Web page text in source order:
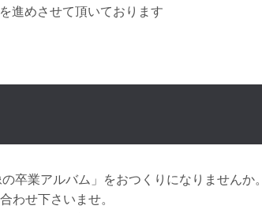
進めさせて頂いております
卒業アルバム」をおつくりになりませんか。
わせ下さいませ。